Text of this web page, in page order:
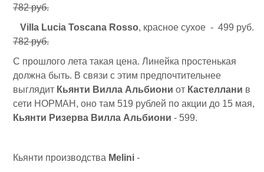
782 руб.
Villa Lucia Toscana Rosso, красное сухое - 499 руб.
782 руб.
С прошлого лета такая цена. Линейка простенькая
должна быть. В связи с этим предпочтительнее
выглядит Кьянти Вилла Альбиони от Кастеллани в
сети НОРМАН, оно там 519 рублей по акции до 15 мая,
Кьянти Ризерва Вилла Альбиони - 599.
Кьянти производства Melini -